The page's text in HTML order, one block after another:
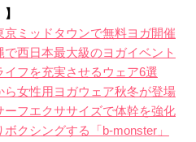
ミッドタウンで無料ヨガ開催
西日本最大級のヨガイベント
フを充実させるウェア6選
女性用ヨガウェア秋冬が登場
ーフエクササイズで体幹を強化
クシングする「b-monster」